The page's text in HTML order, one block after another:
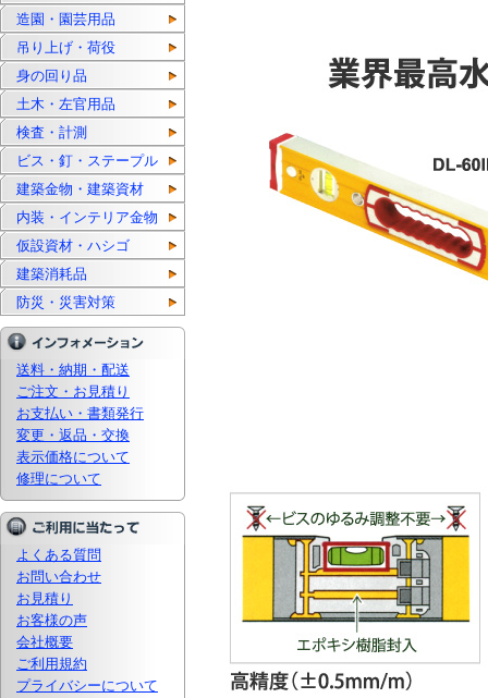
造園・園芸用品
吊り上げ・荷役
身の回り品
土木・左官用品
検査・計測
ビス・釘・ステープル
建築金物・建築資材
内装・インテリア金物
仮設資材・ハシゴ
建築消耗品
防災・災害対策
送料・納期・配送
ご注文・お見積り
お支払い・書類発行
変更・返品・交換
表示価格について
修理について
よくある質問
お問い合わせ
お見積り
お客様の声
会社概要
ご利用規約
プライバシーについて